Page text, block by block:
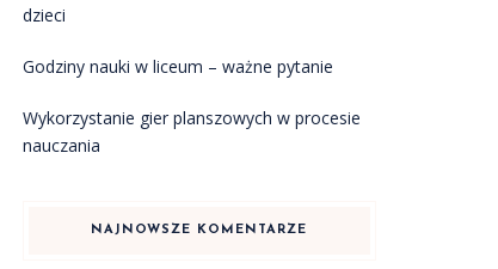
dzieci
Godziny nauki w liceum – ważne pytanie
Wykorzystanie gier planszowych w procesie
nauczania
NAJNOWSZE KOMENTARZE